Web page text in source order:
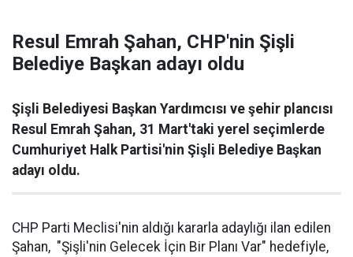
Resul Emrah Şahan, CHP'nin Şişli
Belediye Başkan adayı oldu
Şişli Belediyesi Başkan Yardımcısı ve şehir plancısı
Resul Emrah Şahan, 31 Mart'taki yerel seçimlerde
Cumhuriyet Halk Partisi'nin Şişli Belediye Başkan
adayı oldu.
CHP Parti Meclisi'nin aldığı kararla adaylığı ilan edilen
Şahan, "Şişli'nin Gelecek İçin Bir Planı Var" hedefiyle,